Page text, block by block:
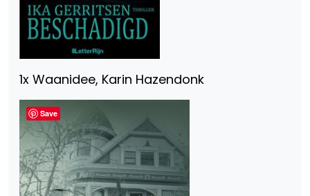
1x Waanidee, Karin Hazendonk
Save